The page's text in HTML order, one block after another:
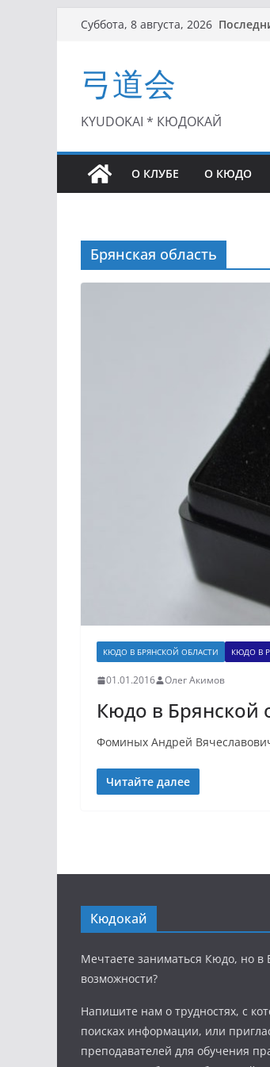
Перейти
Суббота, 8 августа, 2026
弓道会
KYUDOKAI * КЮДОКАЙ
О КЛУБЕ О КЮДО
Брянская область
КЮДО В БРЯНСКОЙ ОБЛАСТИ КЮДО В
01.01.2016 Олег Акимов
Кюдо в Брянской
Фоминых Андрей
Читайте далее
Кюдокай
Мечтаете заниматься Кюдо, но в
возможности?
Напишите нам о трудностях, с
поисках информации, или
преподавателей для обучения